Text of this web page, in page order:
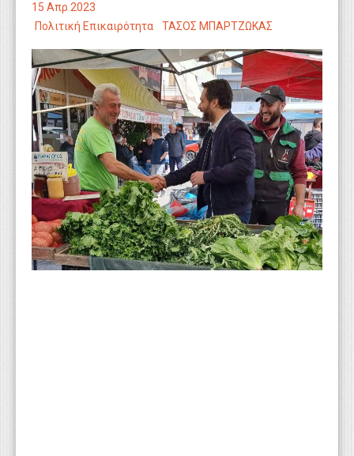
15 Απρ 2023
Πολιτική Επικαιρότητα
ΤΑΣΟΣ ΜΠΑΡΤΖΩΚΑΣ
Γενικά
Βιβλιοθήκη Απόψεων
Κυτίο Παραπόνων Πολιτών
WEBTV